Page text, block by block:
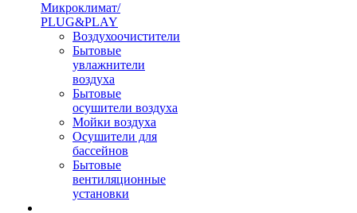
Микроклимат/
PLUG&PLAY
Воздухоочистители
Бытовые
увлажнители
воздуха
Бытовые
осушители воздуха
Мойки воздуха
Осушители для
бассейнов
Бытовые
вентиляционные
установки